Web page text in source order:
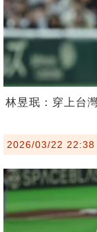
林昱珉：穿上台
2026/03/22 22:38